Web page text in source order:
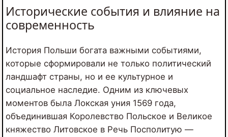
Исторические события и влияние на
современность
История Польши богата важными событиями,
которые сформировали не только политический
ландшафт страны, но и ее культурное и
социальное наследие. Одним из ключевых
моментов была Локская уния 1569 года,
объединившая Королевство Польское и Великое
княжество Литовское в Речь Посполитую —